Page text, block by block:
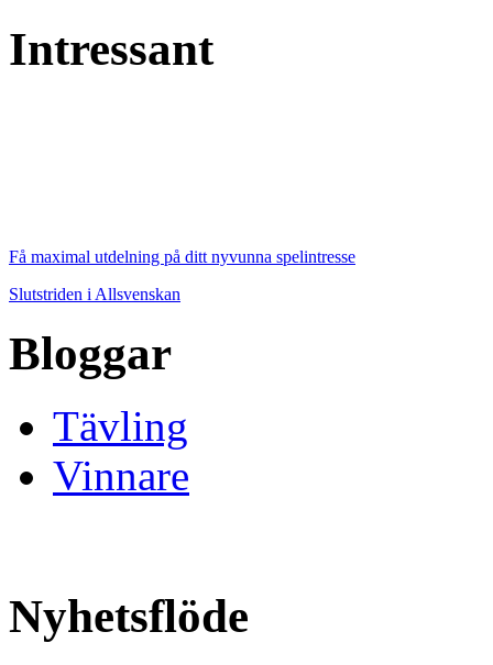
Intressant
Få maximal utdelning på ditt nyvunna spelintresse
Slutstriden i Allsvenskan
Bloggar
Tävling
Vinnare
Nyhetsflöde